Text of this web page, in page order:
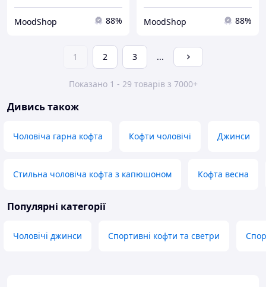
MoodShop 88% MoodShop 88%
1 2 3 ...
Показано 1 - 29 товарів з 7000+
Дивись також
Чоловіча гарна кофта Кофти чоловічі Джинси
Стильна чоловіча кофта з капюшоном Кофта весна
Популярні категорії
Чоловічі джинси Спортивні кофти та светри